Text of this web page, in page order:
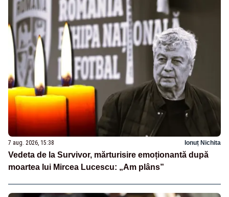
7 aug. 2026, 15:38 Ionuț Nichita
Vedeta de la Survivor, mărturisire emoționantă după
moartea lui Mircea Lucescu: „Am plâns”